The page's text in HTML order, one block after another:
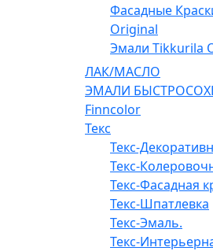
Фасадные
Original
Эмали Tikkurila
ЛАК/МАСЛО
ЭМАЛИ
Finncolor
Текс
Текс-
Текс-
Текс-Фасадная
Текс-Шпатлевка
Текс-Эмаль.
Текс-